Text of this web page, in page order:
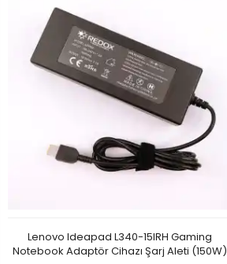
Lenovo Ideapad L340-15IRH Gaming
Notebook Adaptör Cihazı Şarj Aleti (150W)